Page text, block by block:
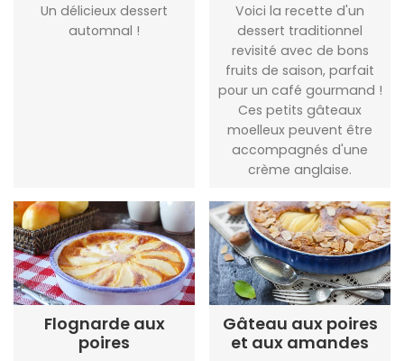
Un délicieux dessert
automnal !
Voici la recette d'un
dessert traditionnel
revisité avec de bons
fruits de saison, parfait
pour un café gourmand !
Ces petits gâteaux
moelleux peuvent être
accompagnés d'une
crème anglaise.
Flognarde aux
poires
Gâteau aux poires
et aux amandes